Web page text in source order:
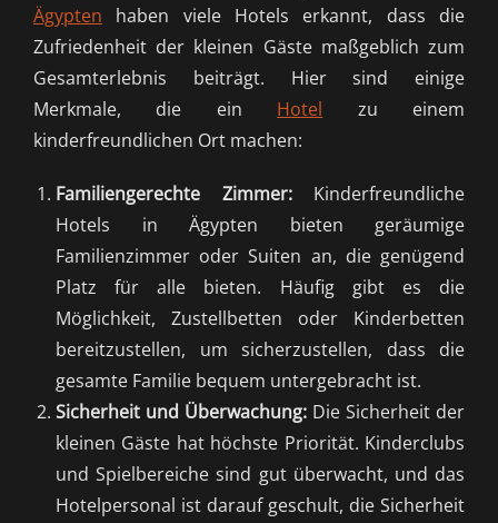
Ägypten haben viele Hotels erkannt, dass die
Zufriedenheit der kleinen Gäste maßgeblich zum
Gesamterlebnis beiträgt. Hier sind einige
Merkmale, die ein Hotel zu einem
kinderfreundlichen Ort machen:
Familiengerechte Zimmer:Kinderfreundliche
Hotels in Ägypten bieten geräumige
Familienzimmer oder Suiten an, die genügend
Platz für alle bieten. Häufig gibt es die
Möglichkeit, Zustellbetten oder Kinderbetten
bereitzustellen, um sicherzustellen, dass die
gesamte Familie bequem untergebracht ist.
Sicherheit und Überwachung: Die Sicherheit der
kleinen Gäste hat höchste Priorität. Kinderclubs
und Spielbereiche sind gut überwacht, und das
Hotelpersonal ist darauf geschult, die Sicherheit